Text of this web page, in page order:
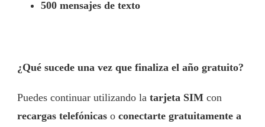
500 mensajes de texto
¿Qué sucede una vez que finaliza el año gratuito?
Puedes continuar utilizando la tarjeta SIM con
recargas telefónicas o conectarte gratuitamente a